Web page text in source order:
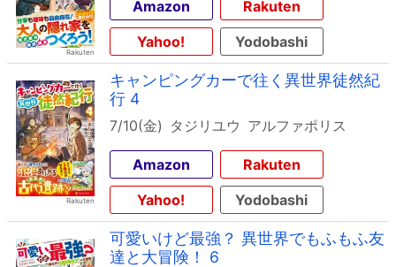
Amazon
Rakuten
Yahoo!
Yodobashi
キャンピングカーで往く異世界徒然紀
行 4
7/10(金) タジリユウ アルファポリス
Amazon
Rakuten
Yahoo!
Yodobashi
可愛いけど最強？ 異世界でもふもふ友
達と大冒険！ 6